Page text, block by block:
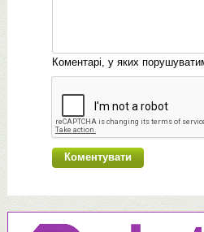
Коментарі, у яких